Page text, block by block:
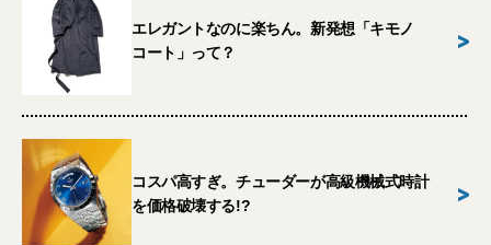
エレガントなのに楽ちん。新発想「キモノ
コート」って？
>
コスパ高すぎ。チューダーが高級機械式時計
を価格破壊する!?
>